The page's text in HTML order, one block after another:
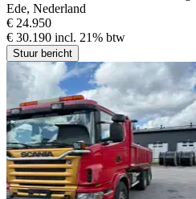
Ede, Nederland
€ 24.950
€ 30.190 incl. 21% btw
Stuur bericht